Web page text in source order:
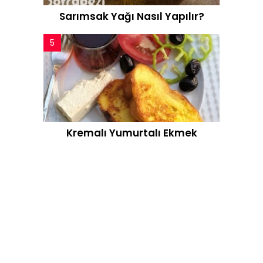
Sarımsak Yağı Nasıl Yapılır?
Kremalı Yumurtalı Ekmek